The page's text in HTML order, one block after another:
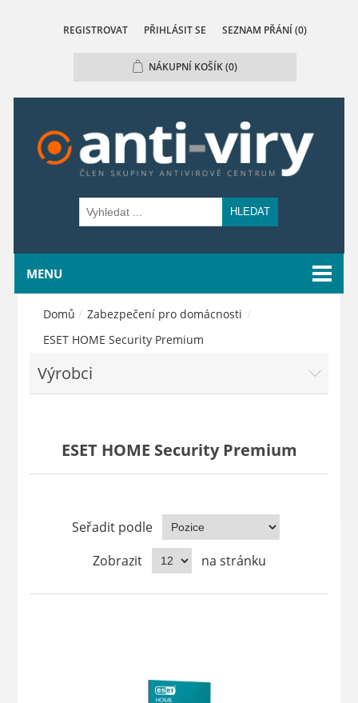
REGISTROVAT PŘIHLÁSIT SE SEZNAM PŘÁNÍ (0)
NÁKUPNÍ KOŠÍK(0)
HLEDAT
MENU
Domů / Zabezpečení pro domácnosti /
ESET HOME Security Premium
Výrobci
ESET HOME Security Premium
Seřadit podle
Zobrazit
na stránku